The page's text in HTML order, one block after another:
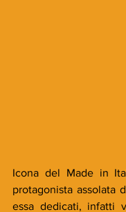
Icona del Made in
protagonista assolata
essa dedicati, infatti